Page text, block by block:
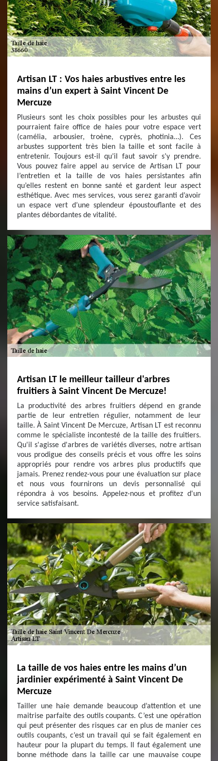
Artisan LT : Vos haies arbustives entre les
mains d’un expert à Saint Vincent De
Mercuze
Plusieurs sont les choix possibles pour les arbustes qui
pourraient faire office de haies pour votre espace vert
(camélia, arbousier, troène, cyprès, photinia…). Ces
arbustes supportent très bien la taille et sont facile à
entretenir. Toujours est-il qu’il faut savoir s’y prendre.
Vous pouvez faire appel au service de Artisan LT pour
l’entretien et la taille de vos haies persistantes afin
qu’elles restent en bonne santé et gardent leur aspect
esthétique. Avec mes services, vous serez garanti d’avoir
un espace vert d’une splendeur époustouflante et des
plantes débordantes de vitalité.
Artisan LT le meilleur tailleur d'arbres
fruitiers à Saint Vincent De Mercuze!
La productivité des arbres fruitiers dépend en grande
partie de leur entretien régulier, notamment de leur
taille. À Saint Vincent De Mercuze, Artisan LT est reconnu
comme le spécialiste incontesté de la taille des fruitiers.
Qu'il s'agisse d'arbres de variétés diverses, notre artisan
vous prodigue des conseils précis et vous offre les soins
appropriés pour rendre vos arbres plus productifs que
jamais. Prenez rendez-vous pour une évaluation sur place
et nous vous fournirons un devis personnalisé qui
répondra à vos besoins. Appelez-nous et profitez d'un
service satisfaisant.
La taille de vos haies entre les mains d’un
jardinier expérimenté à Saint Vincent De
Mercuze
Tailler une haie demande beaucoup d’attention et une
maitrise parfaite des outils coupants. C’est une opération
qui peut présenter des risques car en plus de manier ces
outils coupants, c’est un travail qui se fait également en
hauteur pour la plupart du temps. Il faut également une
bonne méthode dans la taille car une mauvaise coupe